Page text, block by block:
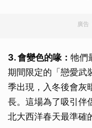
廣告
3. 會變色的喙： 牠們
期間限定的「戀愛武
季出現，入冬後會灰
長。這場為了吸引伴
北大西洋春天最準確